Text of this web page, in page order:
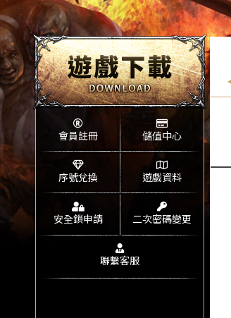
會員註冊 儲值中心
序號兌換 遊戲資料
安全鎖申請 二次密碼變更
聯繫客服